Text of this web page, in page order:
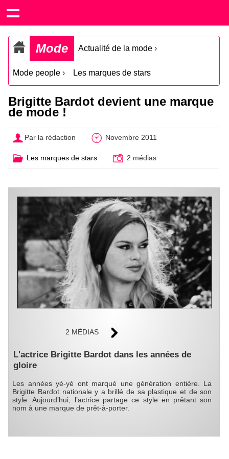
Mode Actualité de la mode ›
Mode people › Les marques de stars
Brigitte Bardot devient une marque
de mode !
Par la rédaction Novembre 2011
Les marques de stars 2 médias
2 MÉDIAS
L'actrice Brigitte Bardot dans les années de
gloire
Les années yé-yé ont marqué une génération entière. La
Brigitte Bardot nationale y a brillé de sa plastique et de son
style. Aujourd’hui, l’actrice partage ce style en prêtant son
nom à une marque de prêt-à-porter.